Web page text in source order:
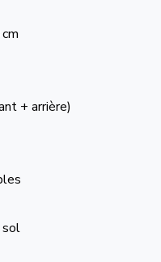
+ arrière)
sol